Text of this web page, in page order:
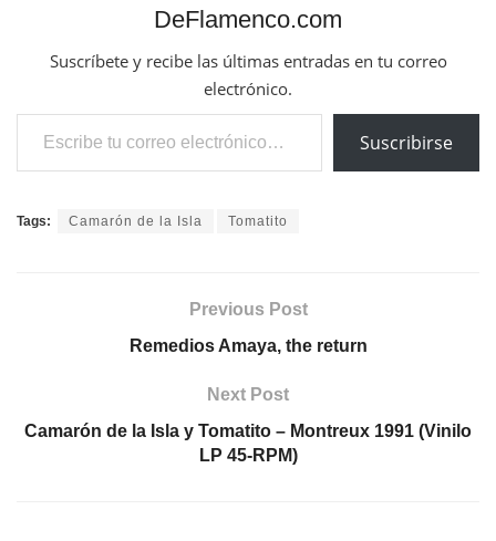
DeFlamenco.com
Suscríbete y recibe las últimas entradas en tu correo
electrónico.
Escribe tu correo electrónico…
Suscribirse
Tags: Camarón de la Isla Tomatito
Previous Post
Remedios Amaya, the return
Next Post
Camarón de la Isla y Tomatito – Montreux 1991 (Vinilo
LP 45-RPM)